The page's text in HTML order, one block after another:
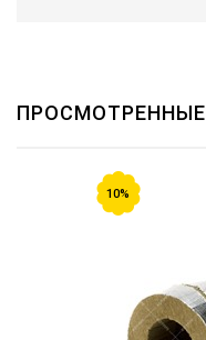
ПРОСМОТРЕННЫЕ
10%